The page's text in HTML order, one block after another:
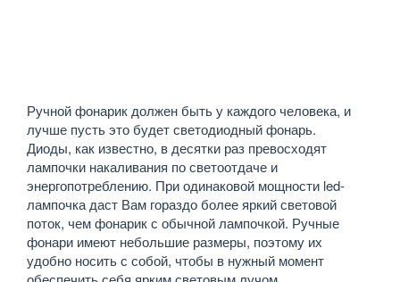
Ручной фонарик должен быть у каждого человека, и
лучше пусть это будет светодиодный фонарь.
Диоды, как известно, в десятки раз превосходят
лампочки накаливания по светоотдаче и
энергопотреблению. При одинаковой мощности led-
лампочка даст Вам гораздо более яркий световой
поток, чем фонарик с обычной лампочкой. Ручные
фонари имеют небольшие размеры, поэтому их
удобно носить с собой, чтобы в нужный момент